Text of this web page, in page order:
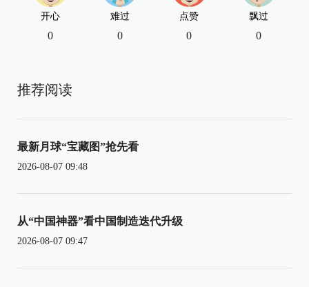
开心
0
难过
0
点赞
0
飘过
0
推荐阅读
最新月球“宝藏图”抢先看
2026-08-07 09:48
从“中国神器”看中国制造迭代升级
2026-08-07 09:47